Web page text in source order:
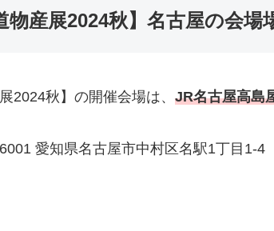
物産展2024秋】名古屋の会場
2024秋】の開催会場は、 JR名古屋高島
愛知県名古屋市中村区名駅1丁目1-4